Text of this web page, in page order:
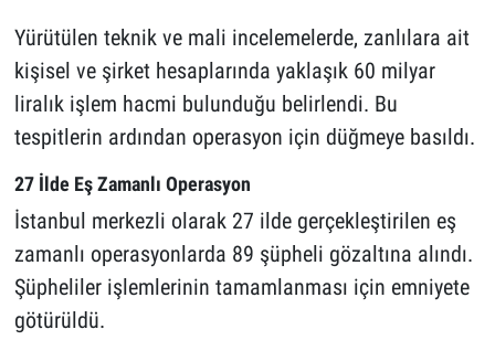
Yürütülen teknik ve mali incelemelerde, zanlılara ait
kişisel ve şirket hesaplarında yaklaşık 60 milyar
liralık işlem hacmi bulunduğu belirlendi. Bu
tespitlerin ardından operasyon için düğmeye basıldı.
27 İlde Eş Zamanlı Operasyon
İstanbul merkezli olarak 27 ilde gerçekleştirilen eş
zamanlı operasyonlarda 89 şüpheli gözaltına alındı.
Şüpheliler işlemlerinin tamamlanması için emniyete
götürüldü.